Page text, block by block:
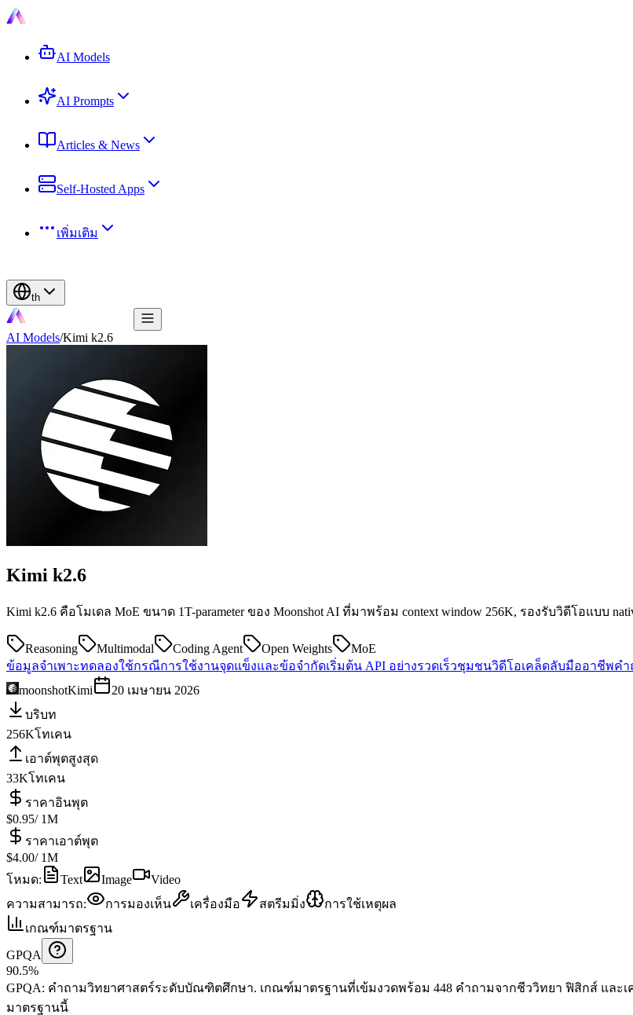
AI Models
AI Prompts
Articles & News
Self-Hosted Apps
เพิ่มเติม
th
AI Models/Kimi k2.6
Kimi k2.6
Kimi k2.6 คือโมเดล MoE ขนาด 1T-parameter ของ Moonshot AI ที่มาพร้อม context window 256K, รองรับวิดีโอแบบ
Reasoning Multimodal Coding Agent Open Weights
MoE
ข้อมูลจำเพาะทดลองใช้กรณีการใช้งานจุดแข็งและข้อจำกัดเริ่มต้น API อย่างรวดเร็วชุมชนวิดีโอเคล็ดลับมืออาชีพคำ
moonshotKimi
20 เมษายน 2026
บริบท
256Kโทเคน
เอาต์พุตสูงสุด
33Kโทเคน
ราคาอินพุต
$0.95/ 1M
ราคาเอาต์พุต
$4.00/ 1M
โหมด: Text Image
Video
ความสามารถ: การมองเห็น เครื่องมือ สตรีมมิ่ง
การใช้เหตุผล
เกณฑ์มาตรฐาน
GPQA
90.5%
GPQA: คำถามวิทยาศาสตร์ระดับบัณฑิตศึกษา. เกณฑ์มาตรฐานที่เข้มงวดพร้อม 448 คำถามจากชีววิทยา ฟิสิกส์ และเ
มาตรฐานนี้